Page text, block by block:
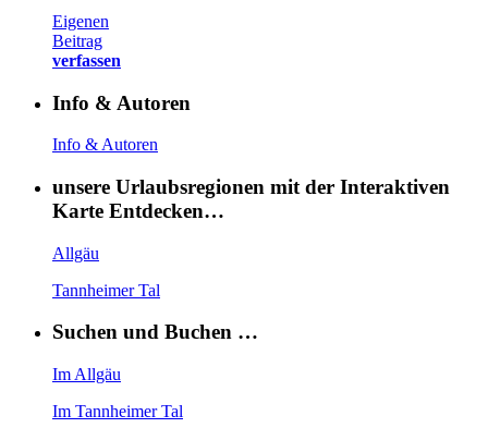
Eigenen
Beitrag
verfassen
Info & Autoren
Info & Autoren
unsere Urlaubsregionen mit der Interaktiven
Karte Entdecken…
Allgäu
Tannheimer Tal
Suchen und Buchen …
Im Allgäu
Im Tannheimer Tal